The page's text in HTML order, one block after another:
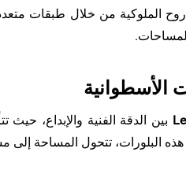
الملوكية من خلال طبقات
الأسطوانية
بين الدقة الفنية والإبداع،
البلورات، تتحول المساحة إلى